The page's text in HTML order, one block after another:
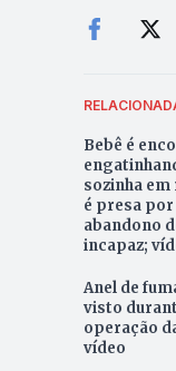
Bebê é
sozinha em
é presa por
abandono
incapaz;
Anel de
visto
operação
vídeo